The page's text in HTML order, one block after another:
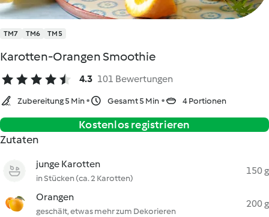
TM7 TM6 TM5
Karotten-Orangen Smoothie
4.3 101 Bewertungen
Zubereitung 5 Min Gesamt 5 Min 4 Portionen
Kostenlos registrieren
Zutaten
junge Karotten
in Stücken (ca. 2 Karotten)
150 g
Orangen
geschält, etwas mehr zum Dekorieren
200 g